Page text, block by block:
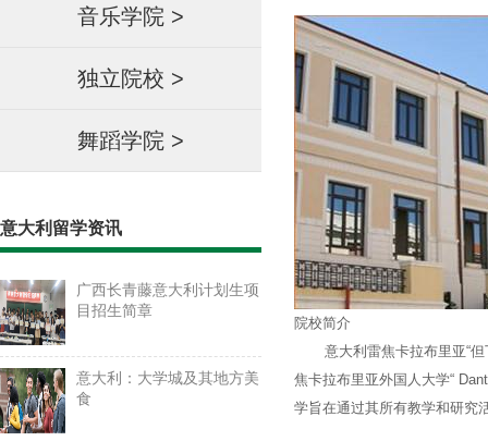
音乐学院 >
独立院校 >
舞蹈学院 >
意大利留学资讯
广西长青藤意大利计划生项
目招生简章
意大利：大学城及其地方美
食
院校简介
意大利雷焦卡拉布里亚“
焦卡拉布里亚外国人大学“
学旨在通过其所有教学和研究